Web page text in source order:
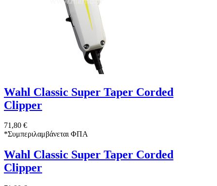
Wahl Classic Super Taper Corded
Clipper
71,80 €
*Συμπεριλαμβάνεται ΦΠΑ
Wahl Classic Super Taper Corded
Clipper